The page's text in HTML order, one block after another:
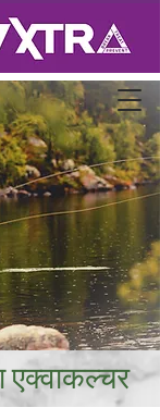
एक्वाकल्चर